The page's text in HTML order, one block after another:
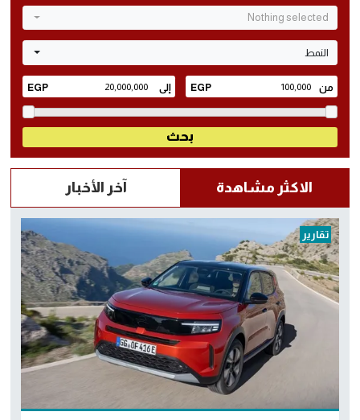
Nothing selected
النمط
الاكثر مشاهدة آخر الأخبار
تقارير